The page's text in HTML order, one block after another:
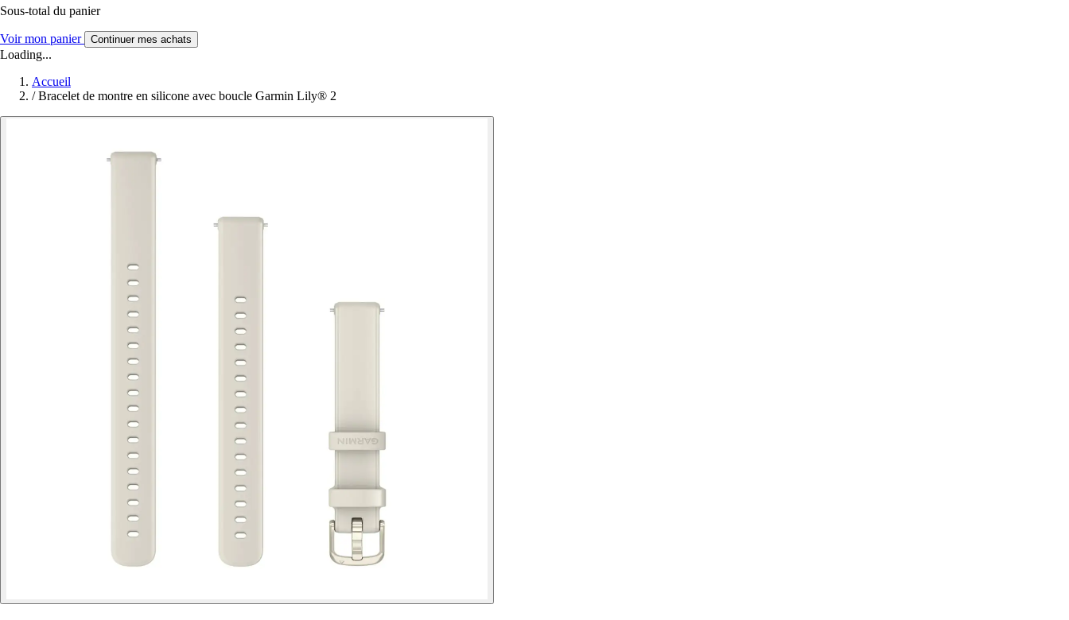
Sous-total du panier
Voir mon panier Continuer mes achats
Loading...
Accueil
/ Bracelet de montre en silicone avec boucle Garmin Lily® 2